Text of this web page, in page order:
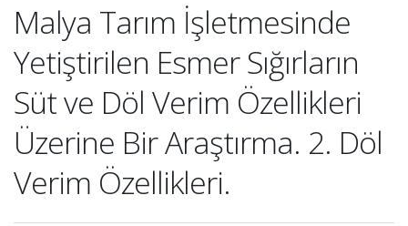
Malya Tarım İşletmesinde
Yetiştirilen Esmer Sığırların
Süt ve Döl Verim Özellikleri
Üzerine Bir Araştırma. 2. Döl
Verim Özellikleri.